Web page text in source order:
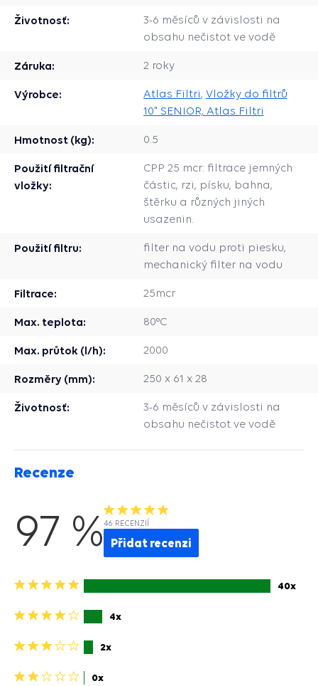
Životnosť:
3-6 měsíců v závislosti na
obsahu nečistot ve vodě
Záruka: 2 roky
Výrobce: Atlas Filtri, Vložky do filtrů
10" SENIOR, Atlas Filtri
Hmotnost (kg): 0.5
Použití filtrační
vložky:
CPP 25 mcr: filtrace jemných
částic, rzi, písku, bahna,
štěrku a různých jiných
usazenin.
Použití filtru:
filter na vodu proti piesku,
mechanický filter na vodu
Filtrace: 25mcr
Max. teplota: 80°C
Max. průtok (l/h): 2000
Rozměry (mm): 250 x 61 x 28
Životnosť:
3-6 měsíců v závislosti na
obsahu nečistot ve vodě
Recenze
97 %46 RECENZIÍ
Přidat recenzi
5
40x
4
4x
3
2x
2
0x